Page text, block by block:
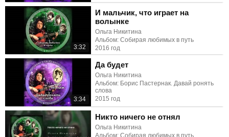
3:32
И мальчик, что играет на
волынке
Ольга Никитина
Альбом: Собирая любимых в путь
2016 год
3:34
Да будет
Ольга Никитина
Альбом: Борис Пастернак. Давай ронять
слова
2015 год
Никто ничего не отнял
Ольга Никитина
Альбом: Собирая любимых в путь